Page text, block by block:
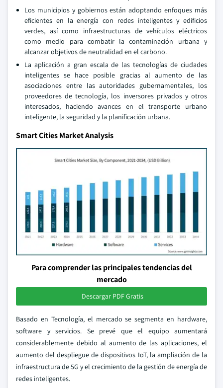
Los municipios y gobiernos están adoptando enfoques más
eficientes en la energía con redes inteligentes y edificios
verdes, así como infraestructuras de vehículos eléctricos
como medio para combatir la contaminación urbana y
alcanzar objetivos de neutralidad en el carbono.
La aplicación a gran escala de las tecnologías de ciudades
inteligentes se hace posible gracias al aumento de las
asociaciones entre las autoridades gubernamentales, los
proveedores de tecnología, los inversores privados y otros
interesados, haciendo avances en el transporte urbano
inteligente, la seguridad y la planificación urbana.
Smart Cities Market Analysis
Para comprender las principales tendencias del
mercado
Descargar PDF Gratis
Basado en Tecnología, el mercado se segmenta en hardware,
software y servicios. Se prevé que el equipo aumentará
considerablemente debido al aumento de las aplicaciones, el
aumento del despliegue de dispositivos IoT, la ampliación de la
infraestructura de 5G y el crecimiento de la gestión de energía de
redes inteligentes.